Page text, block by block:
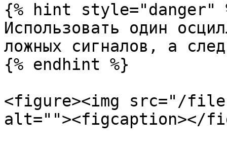
{% hint style="danger"
Использовать один
ложных сигналов, а
{% endhint %}
<figure><img src="/files/
alt=""><figcaption></